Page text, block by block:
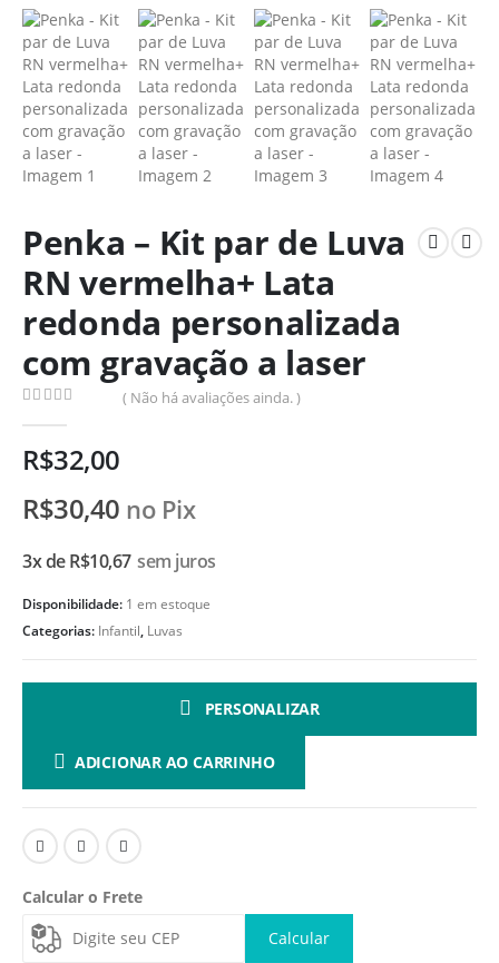
Penka – Kit par de Luva
RN vermelha+ Lata
redonda personalizada
com gravação a laser
( Não há avaliações ainda. )
R$32,00
R$30,40 no Pix
3x deR$10,67 sem juros
Disponibilidade: 1 em estoque
Categorias: Infantil, Luvas
PERSONALIZAR
ADICIONAR AO CARRINHO
Calcular o Frete
Calcular